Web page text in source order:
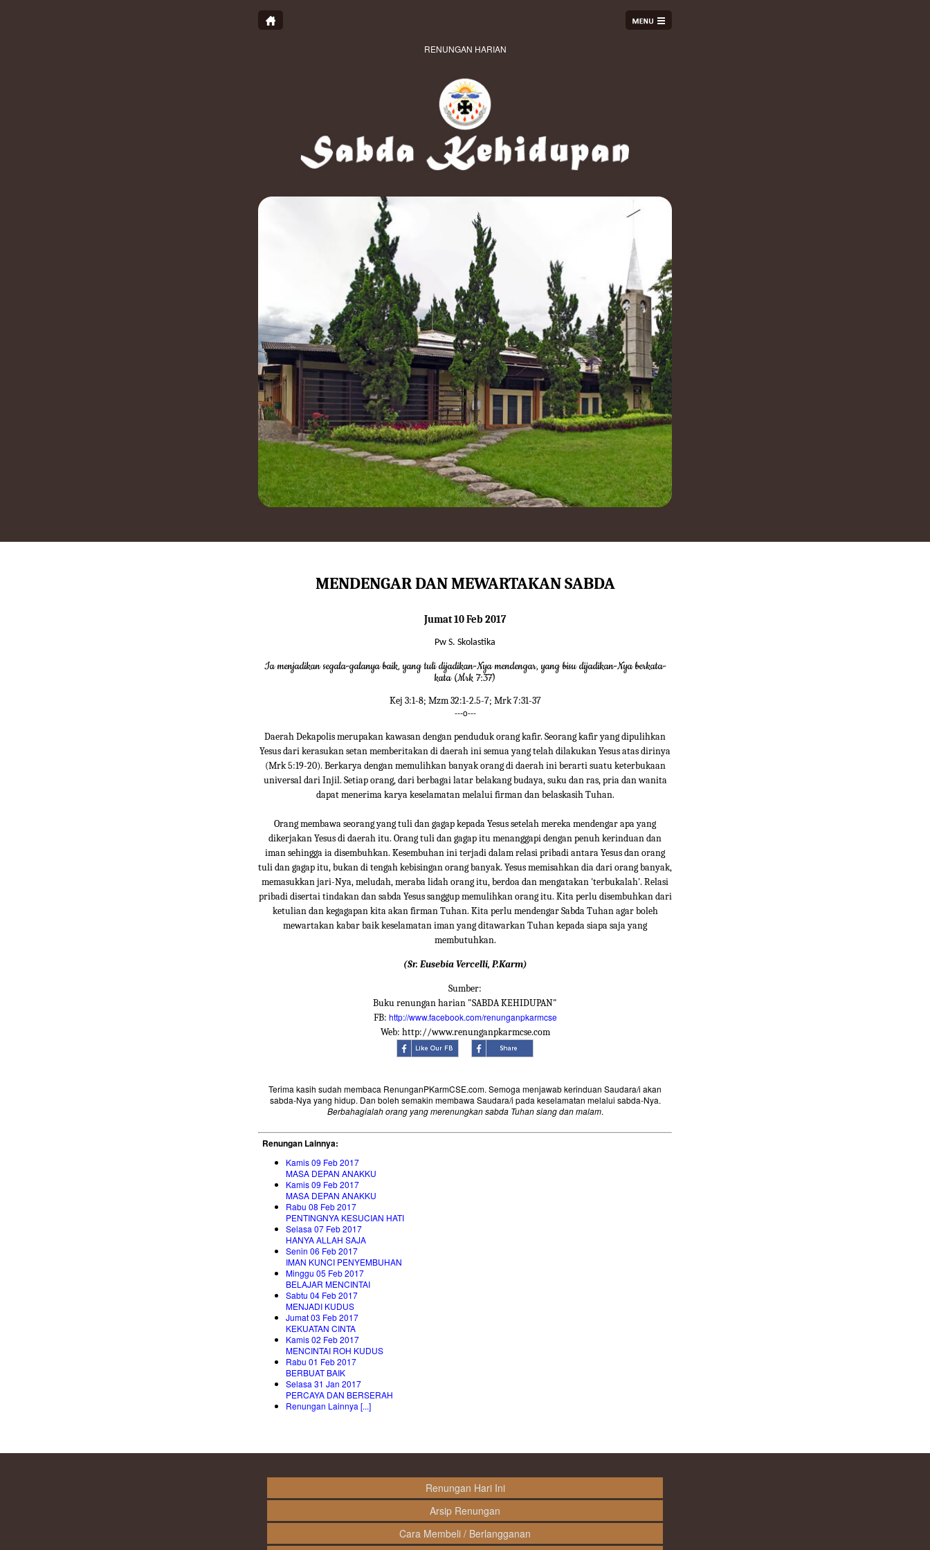
RENUNGAN HARIAN
MENDENGAR DAN MEWARTAKAN SABDA
Jumat 10 Feb 2017
Pw S. Skolastika
Ia menjadikan segala-galanya baik, yang tuli dijadikan-Nya mendengar, yang bisu dijadikan-Nya berkata-
kata (Mrk 7:37)
Kej 3:1-8; Mzm 32:1-2.5-7; Mrk 7:31-37
---o---
Daerah Dekapolis merupakan kawasan dengan penduduk orang kafir. Seorang kafir yang dipulihkan
Yesus dari kerasukan setan memberitakan di daerah ini semua yang telah dilakukan Yesus atas dirinya
(Mrk 5:19-20). Berkarya dengan memulihkan banyak orang di daerah ini berarti suatu keterbukaan
universal dari Injil. Setiap orang, dari berbagai latar belakang budaya, suku dan ras, pria dan wanita
dapat menerima karya keselamatan melalui firman dan belaskasih Tuhan.
Orang membawa seorang yang tuli dan gagap kepada Yesus setelah mereka mendengar apa yang
dikerjakan Yesus di daerah itu. Orang tuli dan gagap itu menanggapi dengan penuh kerinduan dan
iman sehingga ia disembuhkan. Kesembuhan ini terjadi dalam relasi pribadi antara Yesus dan orang
tuli dan gagap itu, bukan di tengah kebisingan orang banyak. Yesus memisahkan dia dari orang banyak,
memasukkan jari-Nya, meludah, meraba lidah orang itu, berdoa dan mengatakan 'terbukalah'. Relasi
pribadi disertai tindakan dan sabda Yesus sanggup memulihkan orang itu. Kita perlu disembuhkan dari
ketulian dan kegagapan kita akan firman Tuhan. Kita perlu mendengar Sabda Tuhan agar boleh
mewartakan kabar baik keselamatan iman yang ditawarkan Tuhan kepada siapa saja yang
membutuhkan.
(Sr. Eusebia Vercelli, P.Karm)
Sumber:
Buku renungan harian "SABDA KEHIDUPAN"
FB: http://www.facebook.com/renunganpkarmcse
Web: http://www.renunganpkarmcse.com
Terima kasih sudah membaca RenunganPKarmCSE.com. Semoga menjawab kerinduan Saudara/i akan
sabda-Nya yang hidup. Dan boleh semakin membawa Saudara/i pada keselamatan melalui sabda-Nya.
Berbahagialah orang yang merenungkan sabda Tuhan siang dan malam.
Renungan Lainnya:
Kamis 09 Feb 2017
MASA DEPAN ANAKKU
Kamis 09 Feb 2017
MASA DEPAN ANAKKU
Rabu 08 Feb 2017
PENTINGNYA KESUCIAN HATI
Selasa 07 Feb 2017
HANYA ALLAH SAJA
Senin 06 Feb 2017
IMAN KUNCI PENYEMBUHAN
Minggu 05 Feb 2017
BELAJAR MENCINTAI
Sabtu 04 Feb 2017
MENJADI KUDUS
Jumat 03 Feb 2017
KEKUATAN CINTA
Kamis 02 Feb 2017
MENCINTAI ROH KUDUS
Rabu 01 Feb 2017
BERBUAT BAIK
Selasa 31 Jan 2017
PERCAYA DAN BERSERAH
Renungan Lainnya [...]
Renungan Hari Ini
Arsip Renungan
Cara Membeli / Berlangganan